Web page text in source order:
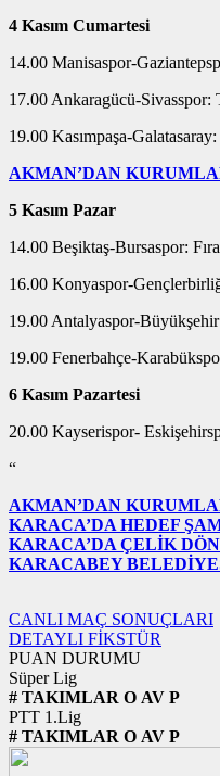
4 Kasım Cumartesi
14.00 Manisaspor-
17.00 Ankaragücü-Sivasspor:
19.00 Kasımpaşa-
AKMAN’DAN
5 Kasım Pazar
14.00 Beşiktaş-Bursaspor:
16.00 Konyaspor-
19.00 Antalyaspor-
19.00 Fenerbahçe-
6 Kasım Pazartesi
20.00 Kayserispor-
“
AKMAN’DAN
KARACA’DA HEDEF
KARACA’DA ÇELİK
KARACABEY
CANLI MAÇ SONUÇLARI
DETAYLI FİKSTÜR
PUAN DURUMU
Süper Lig
# TAKIMLAR O AV P
PTT 1.Lig
# TAKIMLAR O AV P